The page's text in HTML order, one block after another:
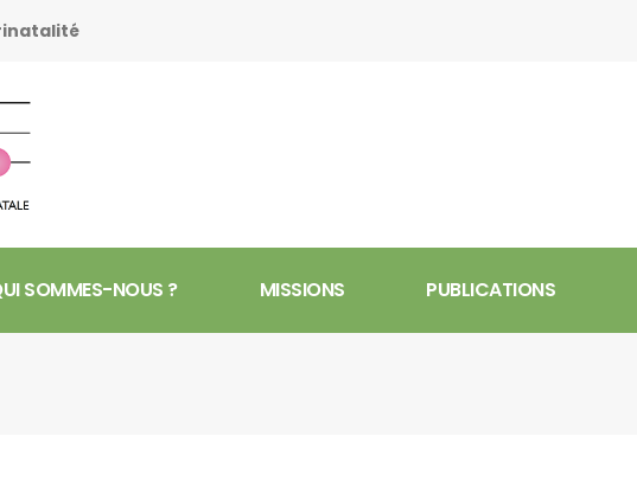
SOMMES-NOUS ? MISSIONS PUBLICATIONS